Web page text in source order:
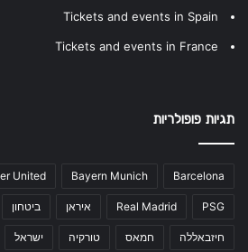
Tickets and events in Spain
Tickets and events in France
תגיות פופולריות
Barcelona
Bayern Munich
United
PSG
Real Madrid איראן ביטחון
חיזבאללה חמאס טורקיה ישראל